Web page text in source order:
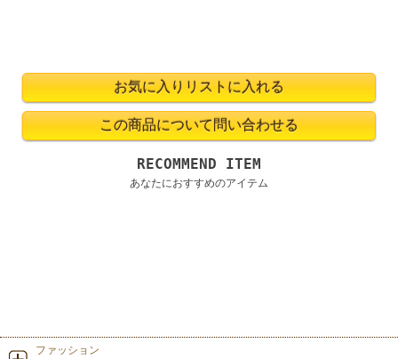
RECOMMEND ITEM
あなたにおすすめのアイテム
ファッション